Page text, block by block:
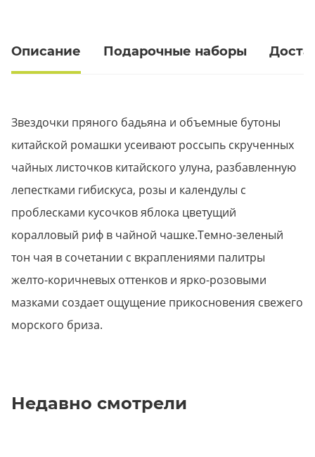
Описание Подарочные наборы
Звездочки пряного бадьяна и объемные бутоны
китайской ромашки усеивают россыпь скрученных
чайных листочков китайского улуна, разбавленную
лепестками гибискуса, розы и календулы с
проблесками кусочков яблока цветущий
коралловый риф в чайной чашке.Темно-зеленый
тон чая в сочетании с вкраплениями палитры
желто-коричневых оттенков и ярко-розовыми
мазками создает ощущение прикосновения свежего
морского бриза.
Недавно смотрели